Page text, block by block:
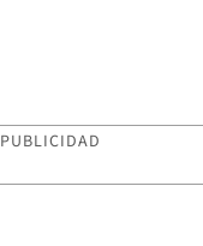
PUBLICIDAD